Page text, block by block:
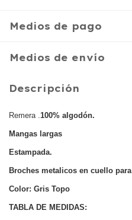
Medios de pago
Medios de envío
Descripción
Remera . 100% algodón.
Mangas largas
Estampada.
Broches metalicos en cuello
Color: Gris Topo
TABLA DE MEDIDAS: